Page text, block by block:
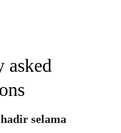
asked
selama